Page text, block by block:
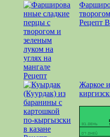
Рецепт
Жаркое